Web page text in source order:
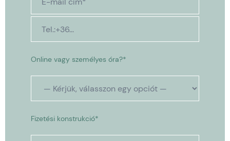
Online vagy személyes óra?*
Fizetési konstrukció*